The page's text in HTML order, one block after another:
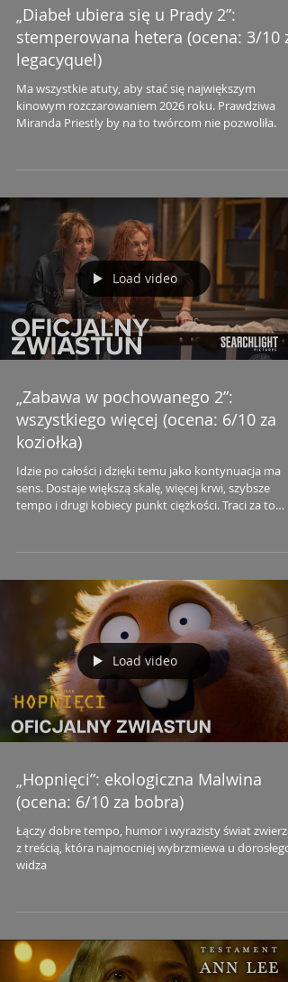
„Diabeł ubiera się u Prady 2”:
stemperowana hetera (ocena: 3/10
legacyquel)
Ma wszystkie atuty, aby stać się największym
kinowym rozczarowaniem 2026 roku. Prawdziwa
Miranda Priestly by na to twórcom nie pozwoliła.
Load video
„Zabawa w pochowanego 2”:
wszystkiego więcej (ocena: 6/10 za
koziołka)
Idzie po całości i dzięki temu jako kontynuacja ma
sens. Dostaje większą skalę, więcej krwi, szybsze
tempo i drugi kobiecy punkt ciężkości. Traci za to
Load video
„Hopnięci”: ekologiczna Malwina
(ocena: 6/10 za bobra)
Łączy dobre tempo, humor i wyrazisty świat
z treścią, która najmocniej wybrzmiewa u dorosłego
widza